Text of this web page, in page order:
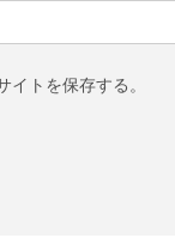
トを保存する。